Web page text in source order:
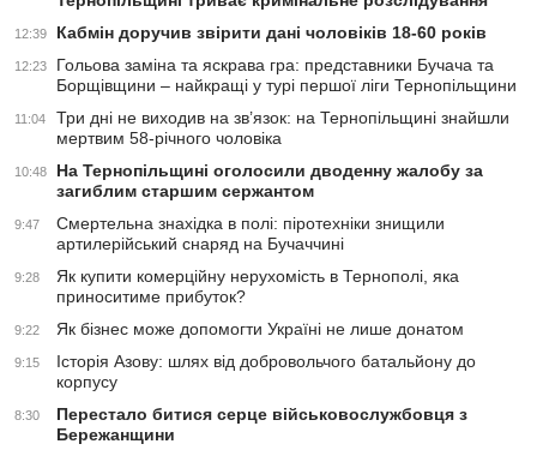
12:39 Кабмін доручив звірити дані чоловіків 18-60 років
12:23
Гольова заміна та яскрава гра: представники Бучача та
Борщівщини – найкращі у турі першої ліги Тернопільщини
11:04
Три дні не виходив на зв’язок: на Тернопільщині знайшли
мертвим 58-річного чоловіка
10:48
На Тернопільщині оголосили дводенну жалобу за
загиблим старшим сержантом
9:47
Смертельна знахідка в полі: піротехніки знищили
артилерійський снаряд на Бучаччині
9:28
Як купити комерційну нерухомість в Тернополі, яка
приноситиме прибуток?
9:22 Як бізнес може допомогти Україні не лише донатом
9:15
Історія Азову: шлях від добровольчого батальйону до
корпусу
8:30
Перестало битися серце військовослужбовця з
Бережанщини